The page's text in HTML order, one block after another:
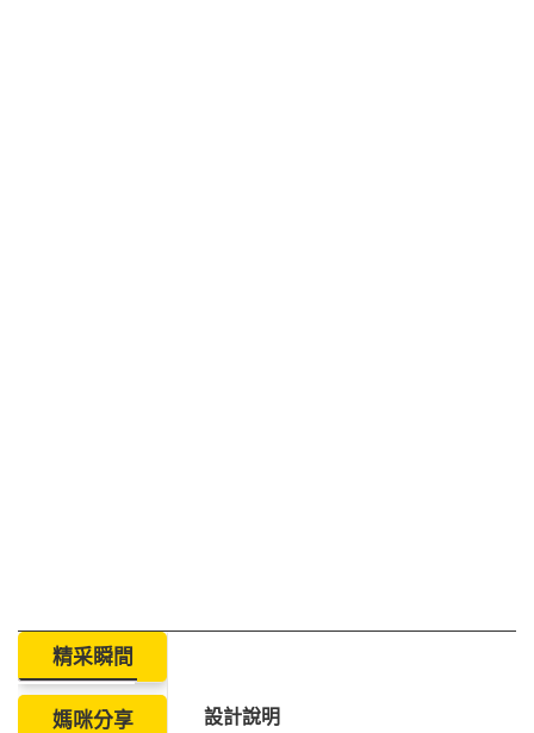
精采瞬間
媽咪分享 設計說明